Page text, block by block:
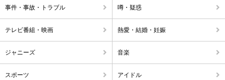
事件・事故・トラブル 噂・疑惑
テレビ番組・映画 熱愛・結婚・妊娠
ジャニーズ 音楽
スポーツ アイドル